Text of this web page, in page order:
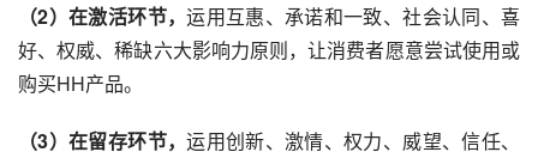
（2）在激活环节，运用互惠、承诺和一致、社会认同、喜
好、权威、稀缺六大影响力原则，让消费者愿意尝试使用或
购买HH产品。
（3）在留存环节，运用创新、激情、权力、威望、信任、